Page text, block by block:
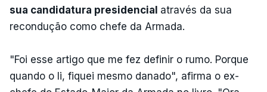
sua candidatura presidencial através da sua
recondução como chefe da Armada.
"Foi esse artigo que me fez definir o rumo. Porque
quando o li, fiquei mesmo danado", afirma o ex-